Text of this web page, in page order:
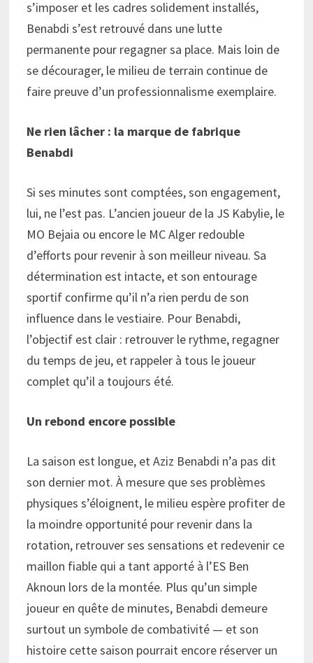
s’imposer et les cadres solidement installés,
Benabdi s’est retrouvé dans une lutte
permanente pour regagner sa place. Mais loin de
se décourager, le milieu de terrain continue de
faire preuve d’un professionnalisme exemplaire.
Ne rien lâcher : la marque de fabrique
Benabdi
Si ses minutes sont comptées, son engagement,
lui, ne l’est pas. L’ancien joueur de la JS Kabylie, le
MO Bejaia ou encore le MC Alger redouble
d’efforts pour revenir à son meilleur niveau. Sa
détermination est intacte, et son entourage
sportif confirme qu’il n’a rien perdu de son
influence dans le vestiaire. Pour Benabdi,
l’objectif est clair : retrouver le rythme, regagner
du temps de jeu, et rappeler à tous le joueur
complet qu’il a toujours été.
Un rebond encore possible
La saison est longue, et Aziz Benabdi n’a pas dit
son dernier mot. À mesure que ses problèmes
physiques s’éloignent, le milieu espère profiter de
la moindre opportunité pour revenir dans la
rotation, retrouver ses sensations et redevenir ce
maillon fiable qui a tant apporté à l’ES Ben
Aknoun lors de la montée. Plus qu’un simple
joueur en quête de minutes, Benabdi demeure
surtout un symbole de combativité — et son
histoire cette saison pourrait encore réserver un